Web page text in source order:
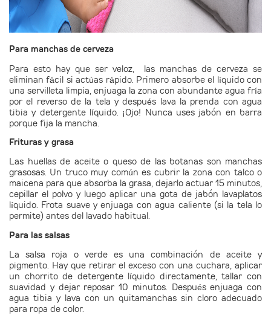
Para manchas de cerveza
Para esto hay que ser veloz, las manchas de cerveza se
eliminan fácil si actúas rápido. Primero absorbe el líquido con
una servilleta limpia, enjuaga la zona con abundante agua fría
por el reverso de la tela y después lava la prenda con agua
tibia y detergente líquido. ¡Ojo! Nunca uses jabón en barra
porque fija la mancha.
Frituras y grasa
Las huellas de aceite o queso de las botanas son manchas
grasosas. Un truco muy común es cubrir la zona con talco o
maicena para que absorba la grasa, dejarlo actuar 15 minutos,
cepillar el polvo y luego aplicar una gota de jabón lavaplatos
líquido. Frota suave y enjuaga con agua caliente (si la tela lo
permite) antes del lavado habitual.
Para las salsas
La salsa roja o verde es una combinación de aceite y
pigmento. Hay que retirar el exceso con una cuchara, aplicar
un chorrito de detergente líquido directamente, tallar con
suavidad y dejar reposar 10 minutos. Después enjuaga con
agua tibia y lava con un quitamanchas sin cloro adecuado
para ropa de color.